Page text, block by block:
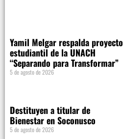
Yamil Melgar respalda proyecto
estudiantil de la UNACH
“Separando para Transformar”
5 de agosto de 2026
Destituyen a titular de
Bienestar en Soconusco
5 de agosto de 2026